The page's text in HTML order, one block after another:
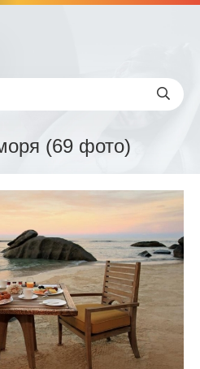
(69 фото)